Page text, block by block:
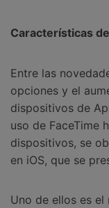
Características
Entre las
opciones y el
dispositivos de
uso de FaceTime
dispositivos, se
en iOS, que se
Uno de ellos es